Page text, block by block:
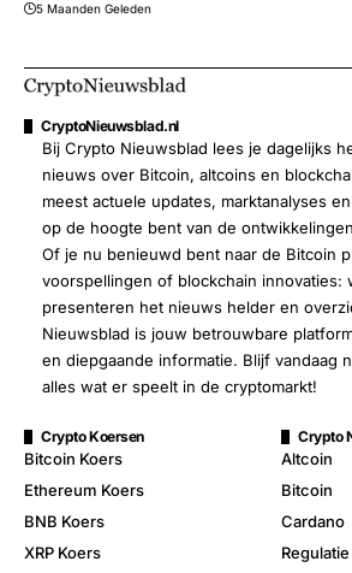
5 Maanden Geleden
CryptoNieuwsblad.nl
Bij Crypto Nieuwsblad lees je dagelijks
nieuws over Bitcoin, altcoins en
meest actuele updates, marktanalyses
op de hoogte bent van de
Of je nu benieuwd bent naar de Bitcoin
voorspellingen of blockchain innovaties:
presenteren het nieuws helder en
Nieuwsblad is jouw betrouwbare
en diepgaande informatie. Blijf vandaag
alles wat er speelt in de cryptomarkt!
Crypto Koersen
Bitcoin Koers
Ethereum Koers
BNB Koers
XRP Koers
Crypto
Altcoin
Bitcoin
Cardano